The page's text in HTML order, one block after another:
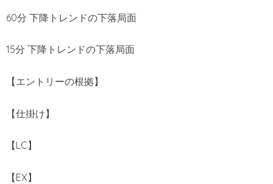
60分 下降トレンドの下落局面
15分 下降トレンドの下落局面
【エントリーの根拠】
【仕掛け】
【LC】
【EX】